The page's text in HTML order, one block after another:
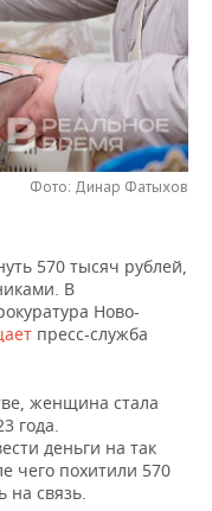
Фото: Динар Фатыхов
570 тысяч рублей,
В
Ново-
пресс-служба
женщина стала
года.
деньги на так
чего похитили 570
на связь.